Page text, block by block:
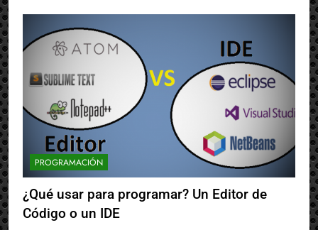
PROGRAMACIÓN
¿Qué usar para programar? Un Editor de
Código o un IDE